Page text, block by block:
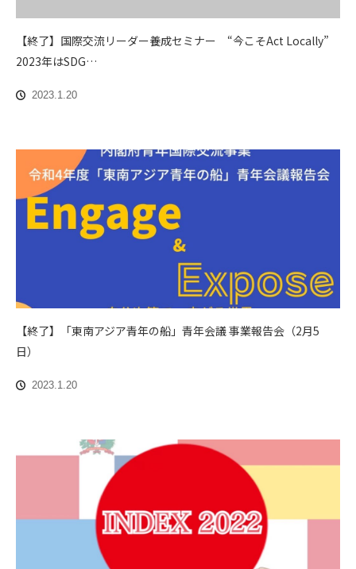
【終了】国際交流リーダー養成セミナー “今こそAct Locally”
2023年はSDG…
2023.1.20
【終了】「東南アジア青年の船」青年会議 事業報告会（2月5
日）
2023.1.20